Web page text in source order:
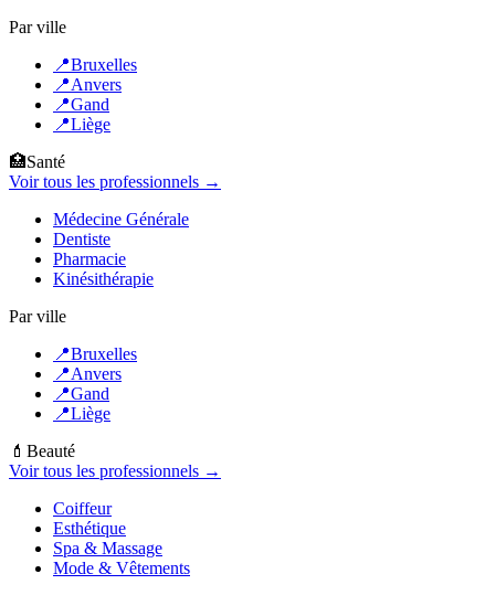
Par ville
📍Bruxelles
📍Anvers
📍Gand
📍Liège
🏥Santé
Voir tous les professionnels →
Médecine Générale
Dentiste
Pharmacie
Kinésithérapie
Par ville
📍Bruxelles
📍Anvers
📍Gand
📍Liège
💄 Beauté
Voir tous les professionnels →
Coiffeur
Esthétique
Spa & Massage
Mode & Vêtements